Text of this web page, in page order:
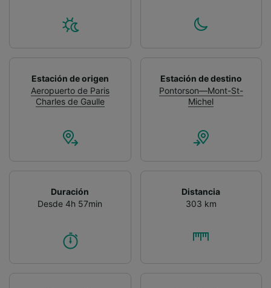
Estación de origen
Aeropuerto de Paris
Charles de Gaulle
Estación de destino
Pontorson—Mont-St-
Michel
Duración
Desde 4h 57min
Distancia
303 km